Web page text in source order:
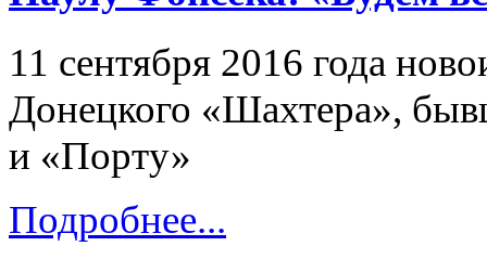
11 сентября 2016 года
Донецкого «Шахтера»,
и «Порту»
Подробнее...